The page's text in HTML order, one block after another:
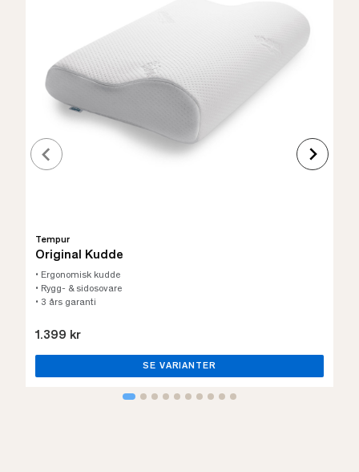
Tempur
Original Kudde
• Ergonomisk kudde
• Rygg- & sidosovare
• 3 års garanti
1.399 kr
SE VARIANTER